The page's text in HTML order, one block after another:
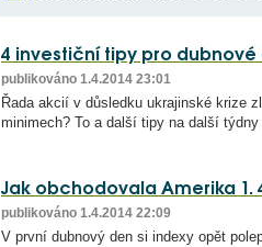
4 investiční tipy pro
publikováno 1.4.2014 23:01
Řada akcií v důsledku ukrajinské krize
minimech? To a další tipy na další
Jak obchodovala Amerika 1.
publikováno 1.4.2014 22:09
V první dubnový den si indexy opět